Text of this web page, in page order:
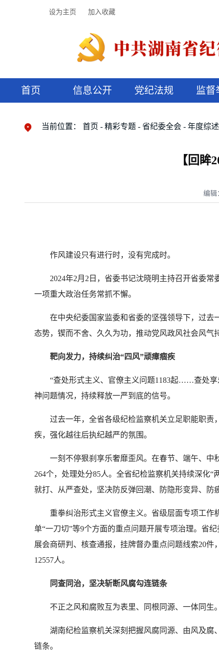
设为主页 加入收藏
首页 信息公开 党纪法规 监督
当前位置： 首页 精彩专题 省纪委全会 年度综述
【回眸
编辑
作风建设只有进行时，没有完成时。
2024年2月2日，省委书记沈晓明主持召开省委
一项重大政治任务常抓不懈。
在中央纪委国家监委和省委的坚强领导下，过去
态势，锲而不舍、久久为功，推动党风政风社会风气
靶向发力，持续纠治“四风”顽瘴痼疾
“查处形式主义、官僚主义问题1183起……查处
神问题情况，持续释放一严到底的信号。
过去一年，全省各级纪检监察机关立足职能职责
疾，强化越往后执纪越严的氛围。
一刻不停狠刹享乐奢靡歪风。在春节、端午、
264个，处理处分85人。全省纪检监察机关持续深化“
就打、从严查处，坚决防反弹回潮、防隐形变异、防
重拳纠治形式主义官僚主义。省级层面专项工作
单“一刀切”等9个方面的重点问题开展专项治理。省
展会商研判、核查通报，挂牌督办重点问题线索20
12557人。
同查同治，坚决斩断风腐勾连链条
不正之风和腐败互为表里、同根同源、一体同生
湖南纪检监察机关深刻把握风腐同源、由风及腐
链条。